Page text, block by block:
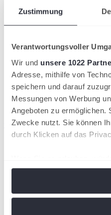
Zustimmung
Verantwortungsvoller
Wir und unsere 1022
Adresse, mithilfe von
speichern und darauf
Messungen von Werbung
Angeboten zu ermöglichen.
Zwecke nutzt. Sie können
durch Klicken auf das
Ihr Gerät durch
wird in einer neuen Registerkarte